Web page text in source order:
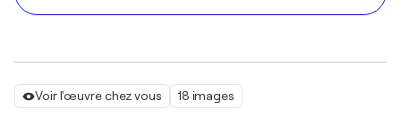
Voir l'œuvre chez vous 18 images